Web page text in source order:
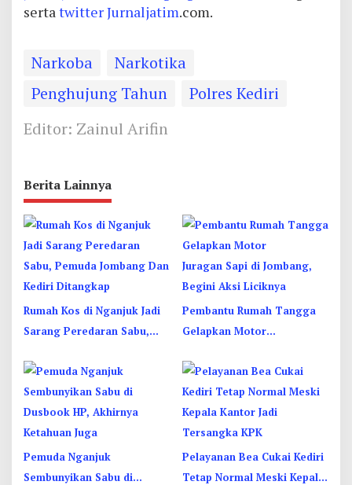
sertatwitterJurnaljatim.com.
Narkoba
Narkotika
Penghujung Tahun
Polres Kediri
Editor: Zainul Arifin
Berita Lainnya
Rumah Kos di Nganjuk Jadi
Sarang Peredaran Sabu,
Kediri Ditangkap
Pembantu Rumah Tangga
Gelapkan Motor
Begini Aksi Liciknya
Pemuda Nganjuk
Sembunyikan Sabu di
Pelayanan Bea Cukai Kediri
Tetap Normal Meski Kepala